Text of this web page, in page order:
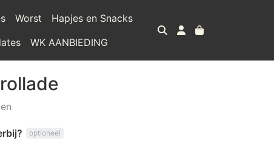
Worst
Hapjes en Snacks
WK AANBIEDING
optioneel